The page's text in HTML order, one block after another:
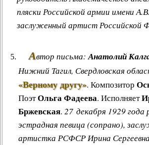
пляски Российской армии имени
заслуженный артист Российской
Автор письма:Анатолий
Нижний Тагил, Свердловская
«Верному другу». Композитор
ПоэтОльга Фадеева. Исполняет
Бржевская. 27 декабря 1929 года
эстрадная певица (сопрано),
артистка РСФСР Ирина